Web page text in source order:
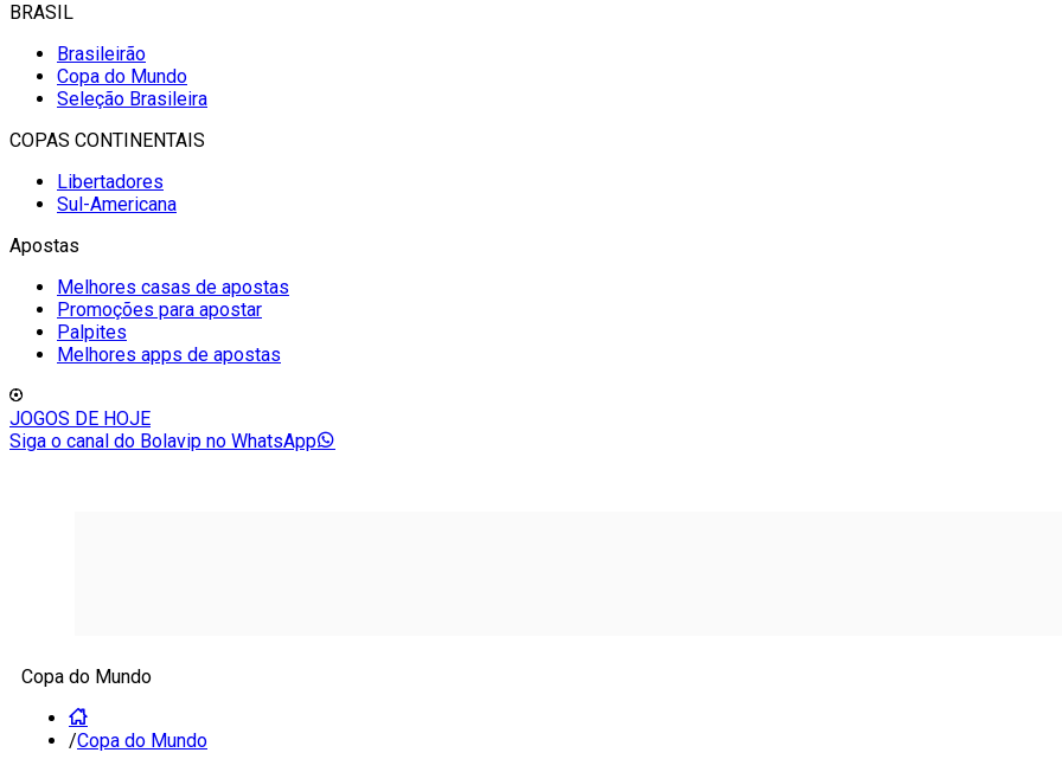
BRASIL
Brasileirão
Copa do Mundo
Seleção Brasileira
COPAS CONTINENTAIS
Libertadores
Sul-Americana
Apostas
Melhores casas de apostas
Promoções para apostar
Palpites
Melhores apps de apostas
JOGOS DE HOJE
Siga o canal do Bolavip no WhatsApp
Copa do Mundo
/Copa do Mundo